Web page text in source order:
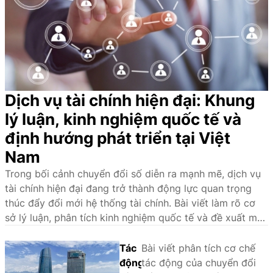
Dịch vụ tài chính hiện đại: Khung
lý luận, kinh nghiệm quốc tế và
định hướng phát triển tại Việt
Nam
Trong bối cảnh chuyển đổi số diễn ra mạnh mẽ, dịch vụ
tài chính hiện đại đang trở thành động lực quan trọng
thúc đẩy đổi mới hệ thống tài chính. Bài viết làm rõ cơ
sở lý luận, phân tích kinh nghiệm quốc tế và đề xuất một
chính hiện đại tại Việt Nam.
Tác
động
Bài viết phân tích cơ chế
tác động của chuyển đổi